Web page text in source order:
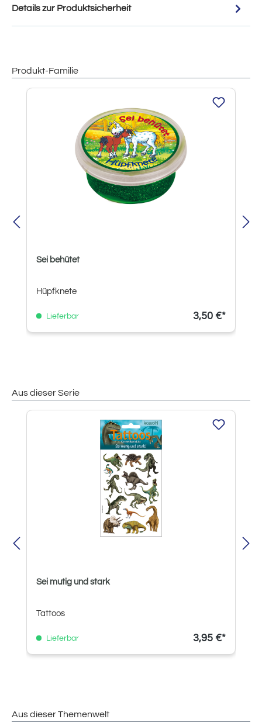
Details zur Produktsicherheit
Produkt-Familie
Produktgalerie überspringen
Sei behütet
Hüpfknete
Lieferbar 3,50 €*
Aus dieser Serie
Produktgalerie überspringen
Sei mutig und stark
Tattoos
Lieferbar 3,95 €*
Aus dieser Themenwelt